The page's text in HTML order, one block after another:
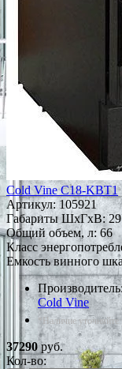
Cold Vine C18-KBT1
Артикул: 105921
Габариты ШxГxВ:
Общий объем, л: 66
Класс
Емкость винного
Cold Vine
*Наличие уточняйте
37290руб.
Кол-во: